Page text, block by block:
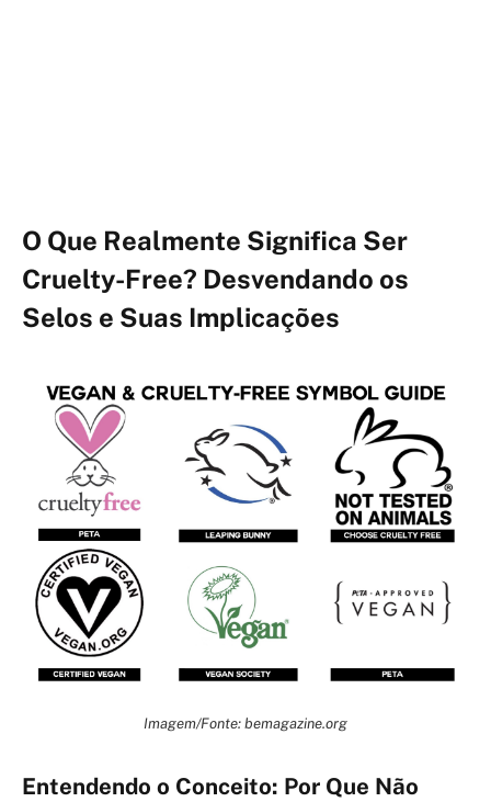
O Que Realmente Significa Ser
Cruelty-Free? Desvendando os
Selos e Suas Implicações
Imagem/Fonte: bemagazine.org
Entendendo o Conceito: Por Que Não